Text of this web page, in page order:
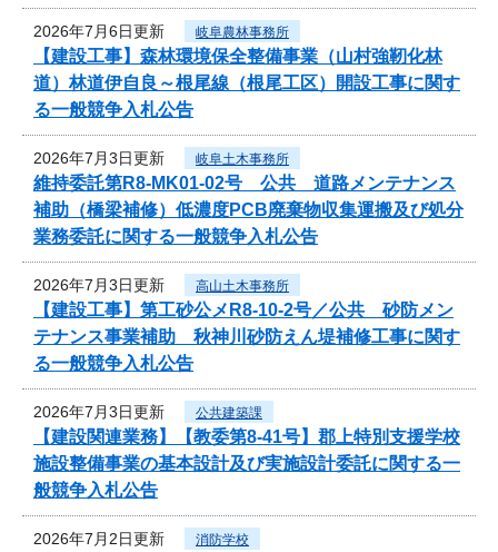
2026年7月6日更新 岐阜農林事務所
【建設工事】森林環境保全整備事業（山村強靭化林
道）林道伊自良～根尾線（根尾工区）開設工事に関す
る一般競争入札公告
2026年7月3日更新 岐阜土木事務所
維持委託第R8-MK01-02号 公共 道路メンテナンス
補助（橋梁補修）低濃度PCB廃棄物収集運搬及び処分
業務委託に関する一般競争入札公告
2026年7月3日更新 高山土木事務所
【建設工事】第工砂公メR8-10-2号／公共 砂防メン
テナンス事業補助 秋神川砂防えん堤補修工事に関す
る一般競争入札公告
2026年7月3日更新 公共建築課
【建設関連業務】【教委第8-41号】郡上特別支援学校
施設整備事業の基本設計及び実施設計委託に関する一
般競争入札公告
2026年7月2日更新 消防学校